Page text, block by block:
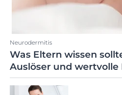
Neurodermitis
Was Eltern wissen
Auslöser und